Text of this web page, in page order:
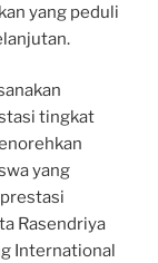
yang peduli
tingkat
yang
Rasendriya
International